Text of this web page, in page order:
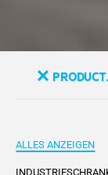
ALLES ANZEIGEN